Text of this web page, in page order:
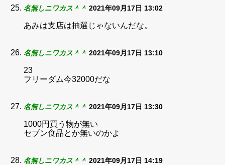
名無しニワカス＾＾ 2021年09月17日 13:02
あみは支店は抽選じゃないんだな。
名無しニワカス＾＾ 2021年09月17日 13:10
23
フリーダム今32000だな
名無しニワカス＾＾ 2021年09月17日 13:30
1000円買う物が無い
セブン食品とか無いのかよ
名無しニワカス＾＾ 2021年09月17日 14:19